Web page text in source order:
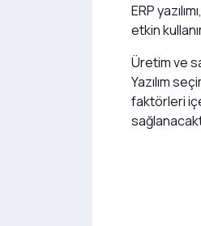
ERP
etkin
Üretim ve
Yazılım
faktörleri